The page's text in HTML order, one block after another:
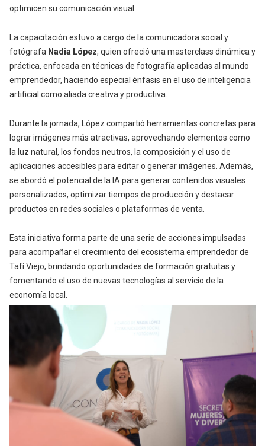
optimicen su comunicación visual.
La capacitación estuvo a cargo de la comunicadora social y
fotógrafa Nadia López, quien ofreció unamasterclass dinámica y
práctica, enfocada en técnicas de fotografía aplicadas al mundo
emprendedor, haciendo especial énfasis en el uso de inteligencia
artificial como aliada creativa y productiva.
Durante la jornada, López compartió herramientas concretas para
lograr imágenes más atractivas, aprovechando elementos como
la luz natural, los fondos neutros, la composición y el uso de
aplicaciones accesibles para editar o generar imágenes. Además,
se abordó el potencial de la IA para generar contenidos visuales
personalizados, optimizar tiempos de producción y destacar
productos en redes sociales o plataformas de venta.
Esta iniciativa forma parte de una serie de acciones impulsadas
para acompañar el crecimiento del ecosistema emprendedor de
Tafí Viejo, brindando oportunidades de formación gratuitas y
fomentando el uso de nuevas tecnologías al servicio de la
economía local.